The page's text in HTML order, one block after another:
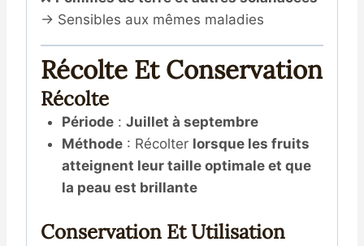
→ Sensibles aux mêmes maladies
Récolte Et Conservation
Récolte
Période: Juillet à septembre
Méthode: Récolter lorsque les fruits
atteignent leur taille optimale et que
la peau est brillante
Conservation Et Utilisation